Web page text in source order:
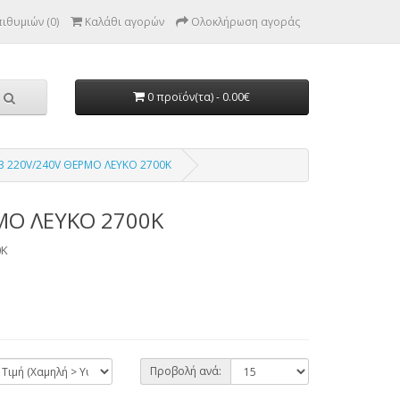
(0) Καλάθι αγορών Ολοκλήρωση αγοράς
0 προϊόν(τα) - 0.00€
220V/240V ΘΕΡΜΟ ΛΕΥΚΟ 2700Κ
ΛΕΥΚΟ 2700Κ
Προβολή ανά: